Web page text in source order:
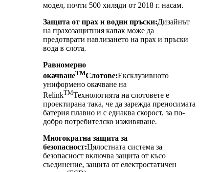
модел, почти 500 хиляди от 2018 г. насам.
Защита от прах и водни пръски:Дизайнът
на прахозащитния капак може да
предотврати навлизането на прах и пръски
вода в слота.
Равномерно
окачванеTMСлотове:Ексклузивното
униформено окачване на
RelinkTMТехнологията на слотовете е
проектирана така, че да зарежда преносимата
батерия плавно и с еднаква скорост, за по-
добро потребителско изживяване.
Многократна защита за
безопасност:Цялостната система за
безопасност включва защита от късо
съединение, защита от електростатичен